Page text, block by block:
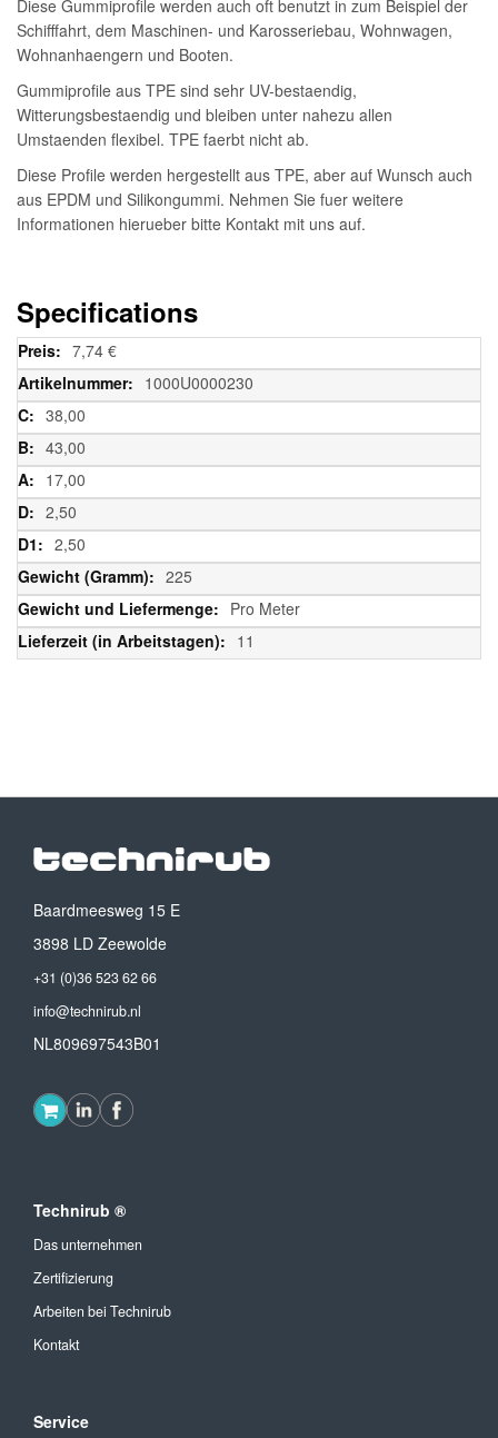
Diese Gummiprofile werden auch oft benutzt in zum Beispiel der
Schifffahrt, dem Maschinen- und Karosseriebau, Wohnwagen,
Wohnanhaengern und Booten.
Gummiprofile aus TPE sind sehr UV-bestaendig,
Witterungsbestaendig und bleiben unter nahezu allen
Umstaenden flexibel. TPE faerbt nicht ab.
Diese Profile werden hergestellt aus TPE, aber auf Wunsch auch
aus EPDM und Silikongummi. Nehmen Sie fuer weitere
Informationen hierueber bitte Kontakt mit uns auf.
Specifications
Weitere
Informationen
7,74 €
1000U0000230
38,00
43,00
17,00
2,50
2,50
225
Pro Meter
11
Baardmeesweg 15 E
3898 LD Zeewolde
+31 (0)36 523 62 66
info@technirub.nl
NL809697543B01
Technirub ®
Das unternehmen
Zertifizierung
Arbeiten bei Technirub
Kontakt
Service